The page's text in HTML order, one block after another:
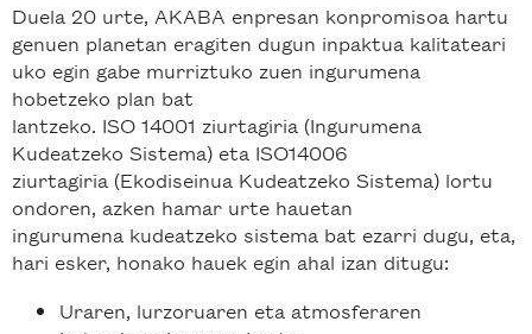
Duela 20 urte, AKABA enpresan konpromisoa hartu
genuen planetan eragiten dugun inpaktua kalitateari
uko egin gabe murriztuko zuen ingurumena
hobetzeko plan bat
lantzeko. ISO 14001 ziurtagiria (Ingurumena
Kudeatzeko Sistema) eta ISO14006
ziurtagiria (Ekodiseinua Kudeatzeko Sistema) lortu
ondoren, azken hamar urte hauetan
ingurumena kudeatzeko sistema bat ezarri dugu, eta,
hari esker, honako hauek egin ahal izan ditugu:
Uraren, lurzoruaren eta atmosferaren